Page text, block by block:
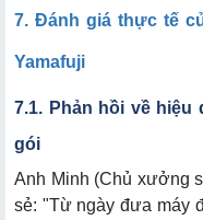
7. Đánh giá thực tế
Yamafuji
7.1. Phản hồi về
gói
Anh Minh (Chủ xưởng
sẻ: "Từ ngày đưa máy